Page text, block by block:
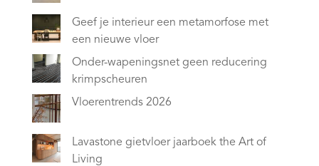
Geef je interieur een metamorfose met
een nieuwe vloer
Onder-wapeningsnet geen reducering
krimpscheuren
Vloerentrends 2026
Lavastone gietvloer jaarboek the Art of
Living